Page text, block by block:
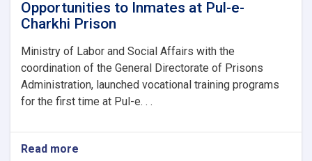
Opportunities to Inmates at Pul-e-
Charkhi Prison
Ministry of Labor and Social Affairs with the
coordination of the General Directorate of Prisons
Administration, launched vocational training programs
for the first time at Pul-e. . .
Read more